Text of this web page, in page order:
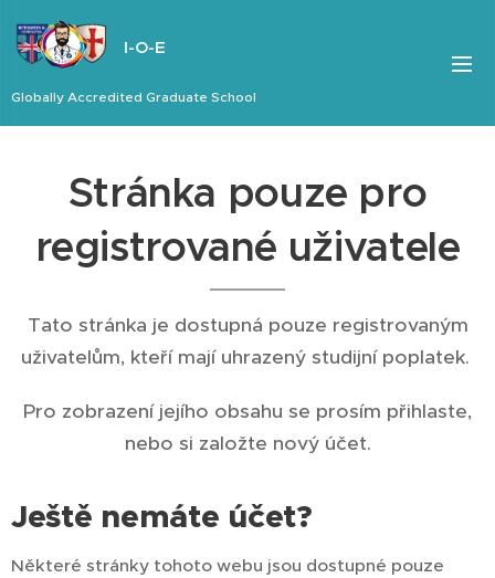
I-O-E
Globally Accredited Graduate School
Stránka pouze pro
registrované uživatele
Tato stránka je dostupná pouze registrovaným
uživatelům, kteří mají uhrazený studijní poplatek.
Pro zobrazení jejího obsahu se prosím přihlaste,
nebo si založte nový účet.
Ještě nemáte účet?
Některé stránky tohoto webu jsou dostupné pouze